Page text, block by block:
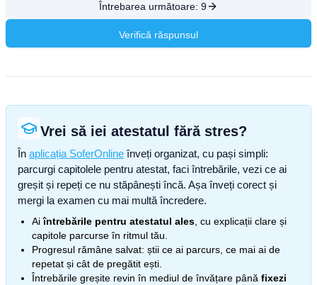
Întrebarea următoare: 9
Verifică răspunsul
Vrei să iei atestatul fără stres?
În aplicația SoferOnline înveți organizat, cu pași simpli:
parcurgi capitolele pentru atestat, faci întrebările, vezi ce ai
greșit și repeți ce nu stăpânești încă. Așa înveți corect și
mergi la examen cu mai multă încredere.
Aiîntrebările pentru atestatul ales , cu explicații clare și
capitole parcurse în ritmul tău.
Progresul rămâne salvat: știi ce ai parcurs, ce mai ai de
repetat și cât de pregătit ești.
Întrebările greșite revin în mediul de învățare până fixezi